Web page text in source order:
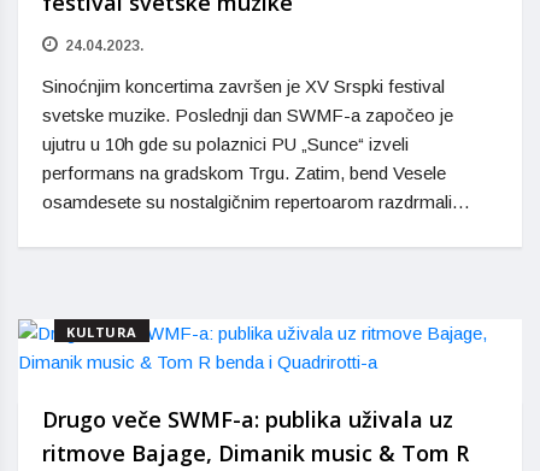
24.04.2023.
Sinoćnjim koncertima završen je XV Srspki festival
svetske muzike. Poslednji dan SWMF-a započeo je
ujutru u 10h gde su polaznici PU „Sunce“ izveli
performans na gradskom Trgu. Zatim, bend Vesele
osamdesete su nostalgičnim repertoarom razdrmali…
KULTURA
Drugo veče SWMF-a: publika uživala uz
ritmove Bajage, Dimanik music & Tom R